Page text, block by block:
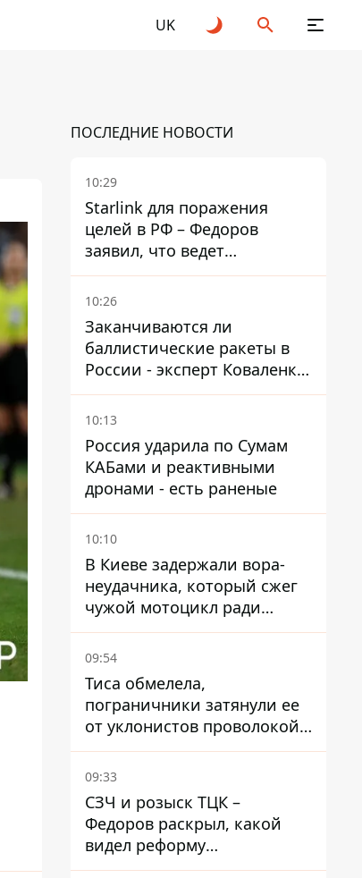
UK
ПОСЛЕДНИЕ НОВОСТИ
10:29
Starlink для поражения
целей в РФ – Федоров
заявил, что ведет
переговоры с Илоном
Маском
10:26
Заканчиваются ли
баллистические ракеты в
России - эксперт Коваленко
дал ответ, который вряд ли
понравится украинцам
10:13
Россия ударила по Сумам
КАБами и реактивными
дронами - есть раненые
10:10
В Киеве задержали вора-
неудачника, который сжег
чужой мотоцикл ради
содержимого багажника
09:54
Тиса обмелела,
пограничники затянули ее
от уклонистов проволокой
Егоза, которая убивает
диких животных -
тревогу
09:33
СЗЧ и розыск ТЦК –
Федоров раскрыл, какой
видел реформу
мобилизации